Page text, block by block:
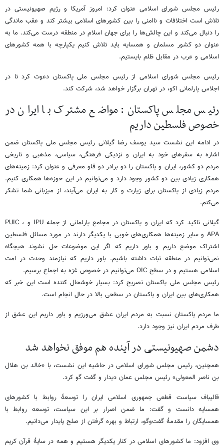
رئیس مجلس شورای اسلامی عنوان کرد: امروز آمریکا و رژیم صهیونیستی در
تلاش است اختلافات و ناامنی را بین کشورهای اسلامی بیشتر کند و عقب ماندگی
را دنبال می‌کند و این چالش‌ها را برای جهان اسلام در منطقه درست می‌کند. ما به
عنوان دو کشور مسلمان و همسایه باید تلاش کنیم یکپارچه با همه کشورهای
اسلامی و عرب در مقابل ظلم بایستیم.
رئیس مجلس شورای اسلامی از رئیس مجلس ملی پاکستان دعوت کرد تا در
اجلاس پارلمانی اکو، در تهران برگزار خواهد شد، شرکت کند.
رئیس مجلس پاکستان: مواضع مشترک با ایران در
خصوص فلسطین داریم
در ادامه این نشست سید یوسف رضا گیلانی رئیس مجلس ملی پاکستان ضمن
اشاره به سفرهای خود به ایران و نزدیکی فرهنگی، سیاسی، مذهبی و تاریخی
مردم دو کشور، ایران و پاکستان را دو برادر دو قلو معرفی و عنوان کرد: زمینه‌های
همکاری زیادی بین دو کشور وجود دارد و می‌توانیم در این حوزه‌ها همکاری کنیم.
مردم زیادی از پاکستان برای زیارت و کار به ایران می‌آیند، از میزبانی شما تشکر
می‌کنم.
گیلانی تاکید کرد که ایران و پاکستان در مجامع پارلمانی از جمله IPU و PUIC ،
APA و سایر زمینه‌ها همکاری‌های خوبی با یکدیگر دارند در مورد مسائل فلسطین
اشتراک موضع داریم و باور داریم که اگر این موضوعات حل نشوند هیچگاه
نمی‌توانیم در منطقه ثبات داشته باشیم. باور داریم که نیازمند وحدت در امت
اسلامی هستیم و در سطح OIC می‌توانیم در خصوص غزه به اجماع برسیم.
رئیس مجلس ملی پاکستان تصریح کرد: بسیار خوشحال کننده است این خبر که
همکاری‌های بین ایران و پاکستان در سطحی بالا در حال انجام است.
ما مردم پاکستان نسبت به مردم ایران عشق می‌ورزیم و باور داریم این عشق از
طرف مردم ایران نیز وجود دارد.
دشمن صهیونیستی در آینده هم موفق نخواهد شد
همچنین، رئیس مجلس شورای اسلامی در حاشیه این نشست، با «خالد بن هلال
بن ناصر المعولی» رئیس مجلس عمان دیدار و گفت گو کرد.
قالیباف سیاست قطعی جمهوری اسلامی ایران را توسعۀ روابط با کشورهای
همسایه دانست و گفت: ما ضمن اصرار بر این سیاست، توسعه روابط با
همسایگان را مقدمۀ گفت‌وگو، ارتباط و بهره گرفتن از صلح پایدار می‌دانیم.
وی افزود: ما کشورهای اسلامی در کنار یکدیگر هستیم و همه در سایۀ قرآن کریم